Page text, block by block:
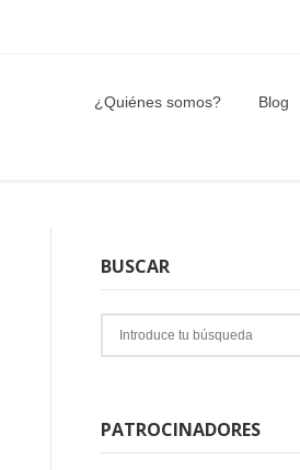
¿Quiénes somos? Blog
BUSCAR
PATROCINADORES